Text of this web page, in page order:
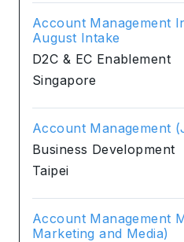
Account Management
August Intake
D2C & EC Enablement
Singapore
Account Management
Business Development
Taipei
Account Management
Marketing and Media)